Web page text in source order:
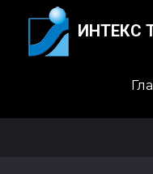
ИНТЕКС